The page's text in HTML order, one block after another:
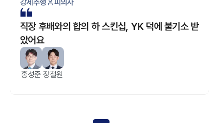
직장 후배와의 합의 하 스킨십, YK 덕에 불기소 받
았어요
홍성준 장철원